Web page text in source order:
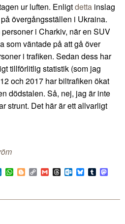
ur luften. Enligtdetta inslag
övergångsställen i Ukraina.
i Charkiv, när en SUV
som väntade på att gå över
i trafiken. Sedan dess har
tillförlitlig statistik (som jag
och 2017 har biltrafiken ökat
dödstalen. Så, nej, jag är inte
strunt. Det här är ett allvarligt
LinkedIn
WhatsApp
BloggerCopy
Link
GmailThreadsOutlook.com
BlueskyTumblr